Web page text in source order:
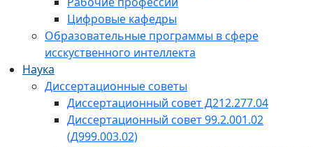
Цифровые кафедры
Образовательные программы в сфере
исскуственного интеллекта
Наука
Диссертационные советы
Диссертационный совет Д212.277.04
Диссертационный совет 99.2.001.02
(Д999.003.02)